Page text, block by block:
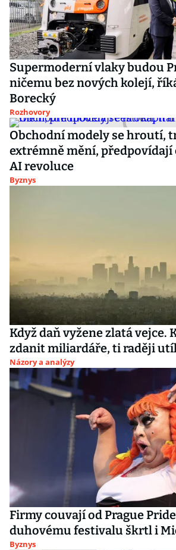
Supermoderní vlaky budou
ničemu bez nových kolejí,
Borecký
Rozhovory
Obchodní modely se hroutí,
extrémně mění,
AI revoluce
Byznys
Když daň vyžene zlatá vejce.
zdanit miliardáře, ti raději
Názory a analýzy
Firmy couvají od Prague
duhovému festivalu škrtl i
Byznys